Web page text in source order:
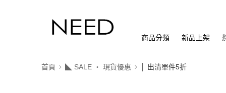
商品分類 新品上架
首頁 ◣ SALE ‧ 現貨優惠 │ 出清單件5折